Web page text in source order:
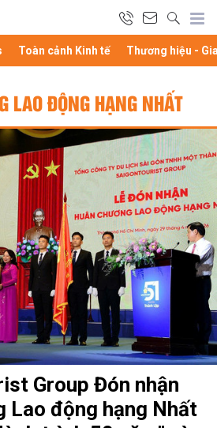
Toàn cảnh Kinh tế Thương hiệu -
LAO ĐỘNG HẠNG NHẤT
Group Đón nhận
Lao động hạng Nhất